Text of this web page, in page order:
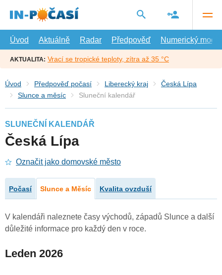
hlavní
Úvod
Aktuálně Radar Předpověď Numerický model
AKTUALITA: Vrací se tropické teploty, zítra až 35 °C
Úvod Předpověď počasí Liberecký kraj
Česká Lípa
Slunce a měsíc
Sluneční kalendář
SLUNEČNÍ KALENDÁŘ
Česká Lípa
Označit jako domovské město
Počasí Slunce a Měsíc Kvalita ovzduší
V kalendáři naleznete časy východů, západů Slunce a další
důležité informace pro každý den v roce.
Leden 2026